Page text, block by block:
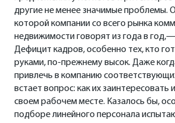
другие не менее значимые проблемы.
которой компании со всего рынка
недвижимости говорят из года в
Дефицит кадров, особенно тех, кто
руками, по-прежнему высок. Даже
привлечь в компанию
встает вопрос: как их заинтересовать
своем рабочем месте. Казалось бы,
подборе линейного персонала